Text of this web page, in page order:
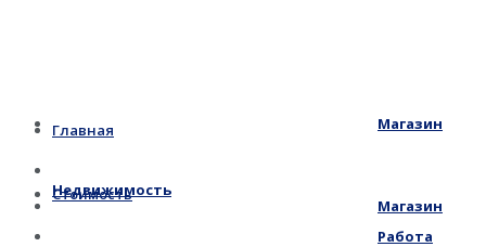
Главная
Стоимость
Магазин
Недвижимость
Работа
Магазин